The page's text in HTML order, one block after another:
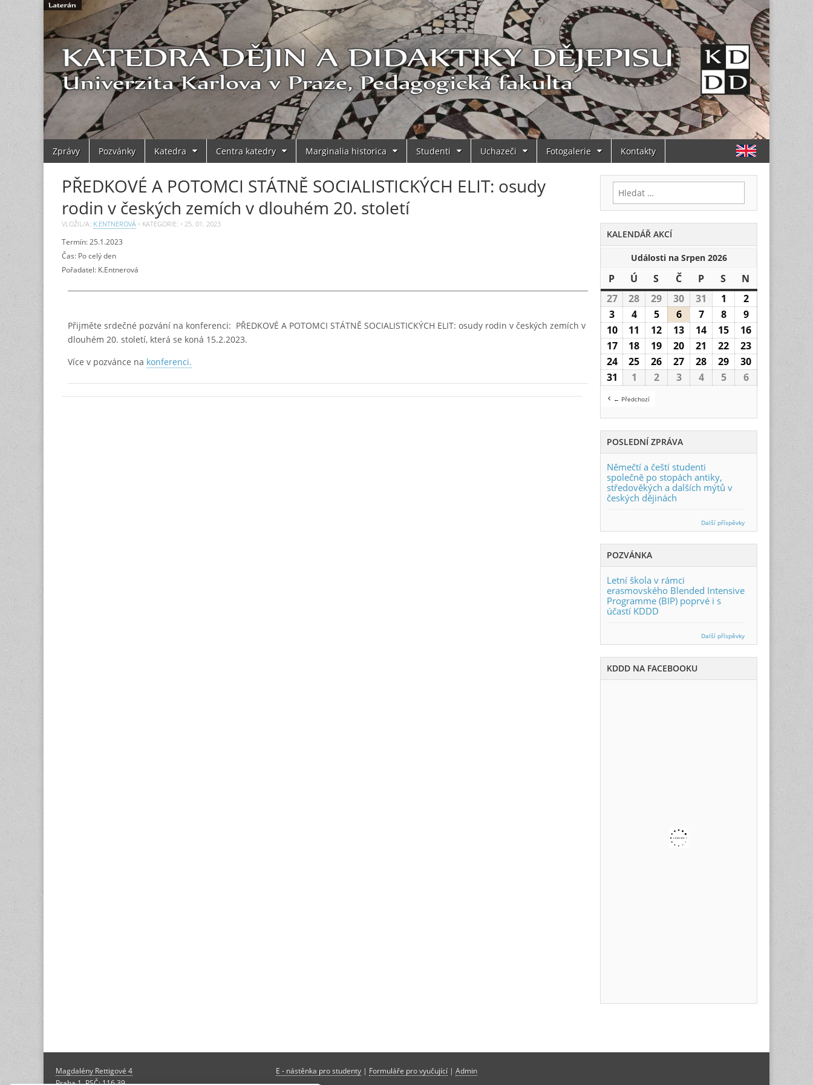
Main
menu
SkipZprávy Pozvánky Katedra Centra katedry Marginalia historica Studenti Uchazeči Fotogalerie Kontakty
PŘEDKOVÉ A POTOMCI STÁTNĚ SOCIALISTICKÝCH ELIT: osudy
rodin v českých zemích v dlouhém 20. století
VLOŽIL/A: K.ENTNEROVÁ • KATEGORIE: • 25. 01. 2023
Termín:25.1.2023
Čas: Po celý den
Pořadatel: K.Entnerová
Přijměte srdečné pozvání na konferenci: PŘEDKOVÉ A POTOMCI STÁTNĚ SOCIALISTICKÝCH ELIT: osudy rodin v českých zemích v
dlouhém 20. století, která se koná 15.2.2023.
Více v pozvánce na konferenci.
Vyhledávání
KALENDÁŘ AKCÍ
Události na Srpen 2026
P Pondělí
Ú Úterý
S Středa
ČČtvrtek
PPátek
S Sobota
N
2727.7.2026
28 28.7.2026
29 29.7.2026
30 30.7.2026
31 31.7.2026
1 1.8.2026
22.8.2026
3 3.8.2026
44.8.2026
55.8.2026
66.8.2026
77.8.2026
88.8.2026
99.8.2026
1010.8.2026
11 11.8.2026
12 12.8.2026
13 13.8.2026
14 14.8.2026
15 15.8.2026
16 16.8.2026
1717.8.2026
18 18.8.2026
19 19.8.2026
20 20.8.2026
21 21.8.2026
22 22.8.2026
23
2424.8.2026
25 25.8.2026
26 26.8.2026
27 27.8.2026
28 28.8.2026
29 29.8.2026
30
31 31.8.2026
1 1.9.2026
22.9.2026
33.9.2026
44.9.2026
55.9.2026
66.9.2026
← Předchozí
POSLEDNÍ ZPRÁVA
Němečtí a čeští studenti
společně po stopách antiky,
středověkých a dalších mýtů v
českých dějinách
Další příspěvky
POZVÁNKA
Letní škola v rámci
erasmovského Blended Intensive
Programme (BIP) poprvé i s
účastí KDDD
Další příspěvky
KDDD NA FACEBOOKU
Magdalény Rettigové 4
Praha 1, PSČ: 116 39
E - nástěnka pro studenty| Formuláře pro vyučující| Admin